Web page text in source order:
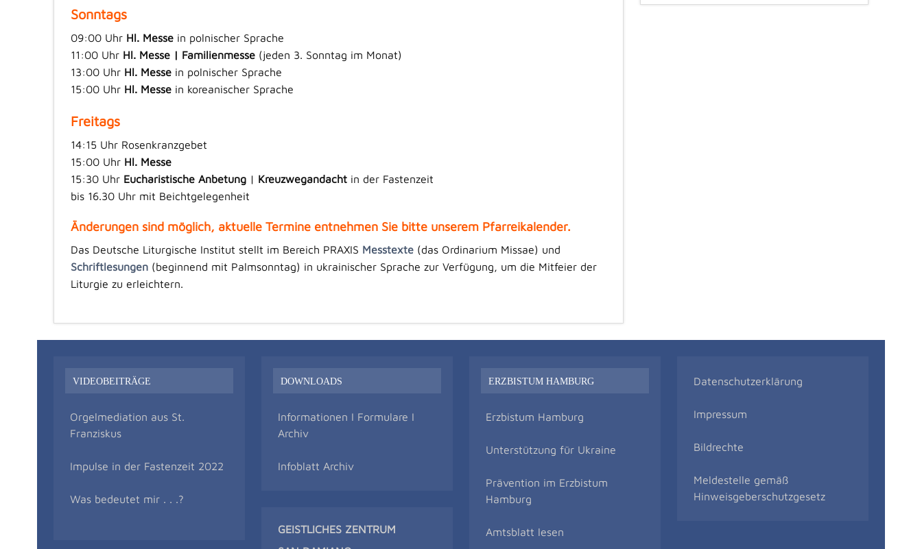
Sonntags
09:00 Uhr Hl. Messein polnischer Sprache
11:00 Uhr Hl. Messe | Familienmesse (jeden 3. Sonntag im Monat)
13:00 Uhr Hl. Messein polnischer Sprache
15:00 Uhr Hl. Messein koreanischer Sprache
Freitags
14:15 Uhr Rosenkranzgebet
15:00 Uhr Hl. Messe
15:30 Uhr Eucharistische Anbetung| Kreuzwegandachtin der Fastenzeit
bis 16.30 Uhr mit Beichtgelegenheit
Änderungen sind möglich, aktuelle Termine entnehmen Sie bitte unserem Pfarreikalender.
Das Deutsche Liturgische Institut stellt im Bereich PRAXIS Messtexte (das Ordinarium Missae) und
Schriftlesungen (beginnend mit Palmsonntag) in ukrainischer Sprache zur Verfügung, um die Mitfeier der
Liturgie zu erleichtern.
VIDEOBEITRÄGE
Orgelmediation aus St.
Franziskus
Impulse in der Fastenzeit 2022
Was bedeutet mir . . .?
DOWNLOADS
Informationen I Formulare I
Archiv
Infoblatt Archiv
GEISTLICHES ZENTRUM
ERZBISTUM HAMBURG
Erzbistum Hamburg
Unterstützung für Ukraine
Prävention im Erzbistum
Hamburg
Amtsblatt lesen
Datenschutzerklärung
Impressum
Bildrechte
Meldestelle gemäß
Hinweisgeberschutzgesetz